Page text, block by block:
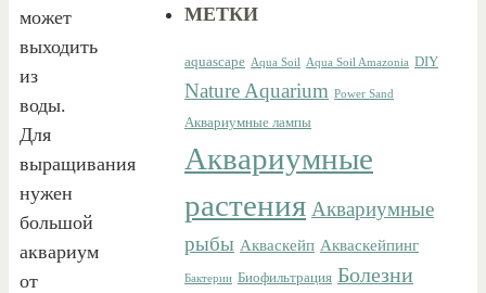
может
выходить
из
воды.
Для
выращивания
нужен
большой
аквариум
от
МЕТКИ
aquascape Aqua Soil Aqua Soil Amazonia DIY
Nature Aquarium Power Sand
Аквариумные лампы
Аквариумные
растения Аквариумные
рыбы Акваскейп Акваскейпинг
Бактерии Биофильтрация Болезни